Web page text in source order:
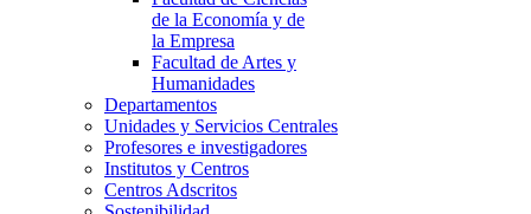
de la Economía y de
la Empresa
Facultad de Artes y
Humanidades
Departamentos
Unidades y Servicios Centrales
Profesores e investigadores
Institutos y Centros
Centros Adscritos